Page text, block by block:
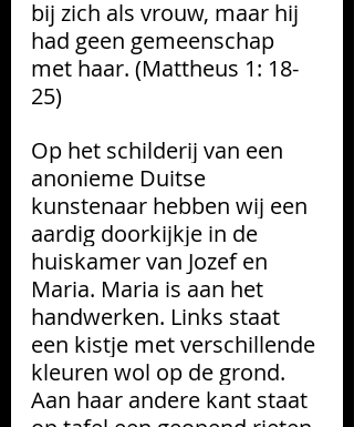
bij zich als vrouw, maar hij
had geen gemeenschap
met haar. (Mattheus 1: 18-
25)
Op het schilderij van een
anonieme Duitse
kunstenaar hebben wij een
aardig doorkijkje in de
huiskamer van Jozef en
Maria. Maria is aan het
handwerken. Links staat
een kistje met verschillende
kleuren wol op de grond.
Aan haar andere kant staat